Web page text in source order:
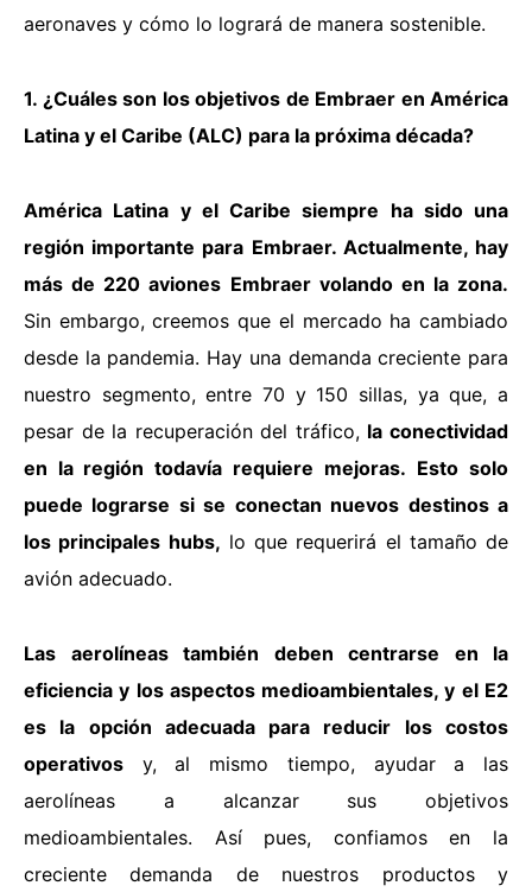
aeronaves y cómo lo logrará de manera sostenible.
1. ¿Cuáles son los objetivos de Embraer en América
Latina y el Caribe (ALC) para la próxima década?
América Latina y el Caribe siempre ha sido una
región importante para Embraer. Actualmente, hay
más de 220 aviones Embraer volando en la zona.
Sin embargo, creemos que el mercado ha cambiado
desde la pandemia. Hay una demanda creciente para
nuestro segmento, entre 70 y 150 sillas, ya que, a
pesar de la recuperación del tráfico, la conectividad
en la región todavía requiere mejoras. Esto solo
puede lograrse si se conectan nuevos destinos a
los principales hubs, lo que requerirá el tamaño de
avión adecuado.
Las aerolíneas también deben centrarse en la
eficiencia y los aspectos medioambientales, y el E2
es la opción adecuada para reducir los costos
operativos y, al mismo tiempo, ayudar a las
aerolíneas a alcanzar sus objetivos
medioambientales. Así pues, confiamos en la
creciente demanda de nuestros productos y